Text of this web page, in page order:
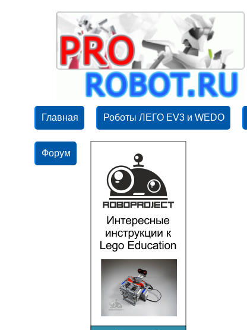
Главная Роботы ЛЕГО EV3 и WEDO
Форум